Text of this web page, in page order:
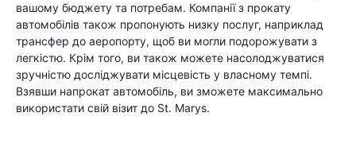
вашому бюджету та потребам. Компанії з прокату
автомобілів також пропонують низку послуг, наприклад
трансфер до аеропорту, щоб ви могли подорожувати з
легкістю. Крім того, ви також можете насолоджуватися
зручністю досліджувати місцевість у власному темпі.
Взявши напрокат автомобіль, ви зможете максимально
використати свій візит до St. Marys.